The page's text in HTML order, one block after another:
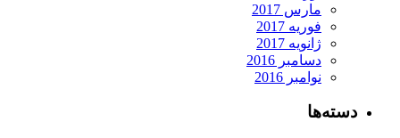
مارس 2017
فوریه 2017
ژانویه 2017
دسامبر 2016
نوامبر 2016
دسته‌ها